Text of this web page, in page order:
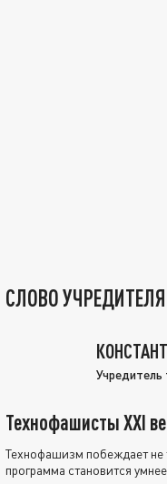
СЛОВО УЧРЕДИТЕЛЯ
Учредитель
Технофашисты XXI
Технофашизм побеждает не
программа становится